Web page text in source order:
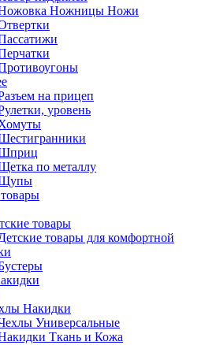
Ножницы Ножи
на прицеп
уровень
по металлу
товары
товары для комфортной
Накидки
Универсальные
Ткань и Кожа